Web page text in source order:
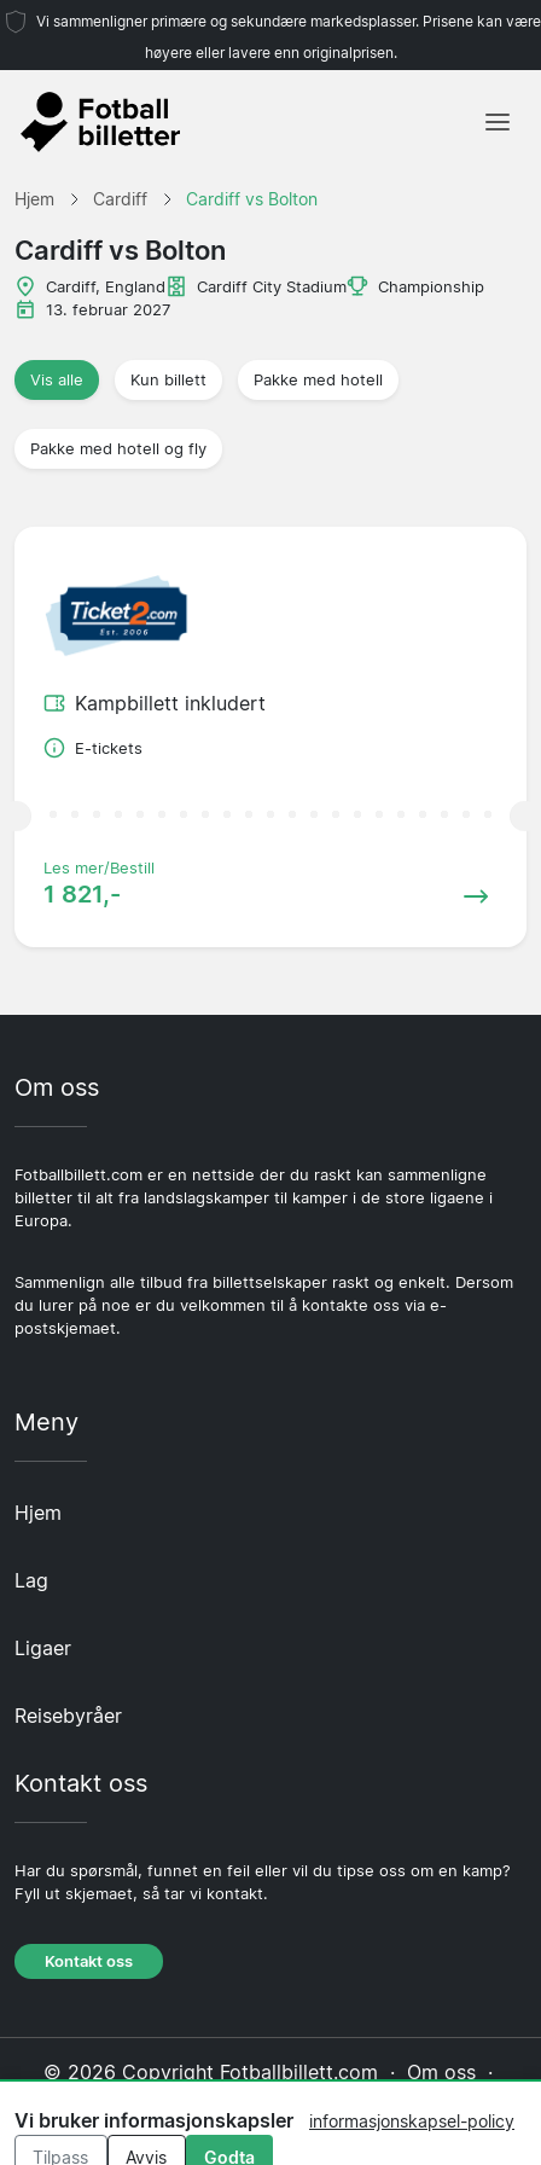
Vi sammenligner primære og sekundære markedsplasser. Prisene kan være
høyere eller lavere enn originalprisen.
Hjem Cardiff Cardiff vs Bolton
Cardiff vs Bolton
Cardiff, England Cardiff City Stadium
Championship
13. februar 2027
Vis alle Kun billett Pakke med hotell
Pakke med hotell og fly
Kampbillett inkludert
E-tickets
Les mer/Bestill
1 821,-
Om oss
Fotballbillett.com er en nettside der du raskt kan sammenligne
billetter til alt fra landslagskamper til kamper i de store ligaene i
Europa.
Sammenlign alle tilbud fra billettselskaper raskt og enkelt. Dersom
du lurer på noe er du velkommen til å kontakte oss via e-
postskjemaet.
Meny
Hjem
Lag
Ligaer
Reisebyråer
Kontakt oss
Har du spørsmål, funnet en feil eller vil du tipse oss om en kamp?
Fyll ut skjemaet, så tar vi kontakt.
Kontakt oss
© 2026 Copyright Fotballbillett.com · Om oss·
Informasjonskapsel-policy·Redaksjonell policy
Vi bruker informasjonskapsler
informasjonskapsel-policy
Tilpass
Avvis Godta